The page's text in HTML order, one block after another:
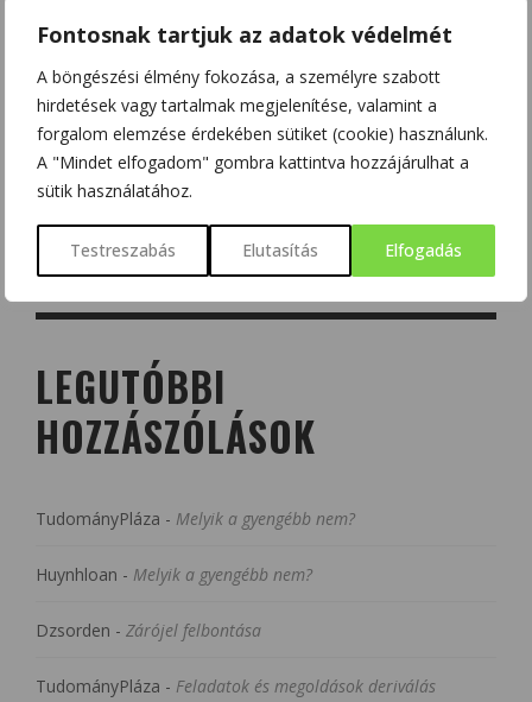
Fontosnak tartjuk az adatok védelmét
A böngészési élmény fokozása, a személyre szabott
hirdetések vagy tartalmak megjelenítése, valamint a
forgalom elemzése érdekében sütiket (cookie) használunk.
A "Mindet elfogadom" gombra kattintva hozzájárulhat a
sütik használatához.
Testreszabás Elutasítás Elfogadás
LEGUTÓBBI
HOZZÁSZÓLÁSOK
TudományPláza - Melyik a gyengébb nem?
Huynhloan - Melyik a gyengébb nem?
Dzsorden - Zárójel felbontása
TudományPláza - Feladatok és megoldások deriválás